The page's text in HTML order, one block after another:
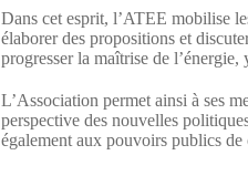
Dans cet esprit, l’ATEE mobilise
élaborer des propositions et
progresser la maîtrise de
L’Association permet ainsi à ses
perspective des nouvelles
également aux pouvoirs publics